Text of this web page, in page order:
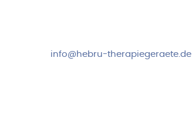
info@hebru-therapiegeraete.de